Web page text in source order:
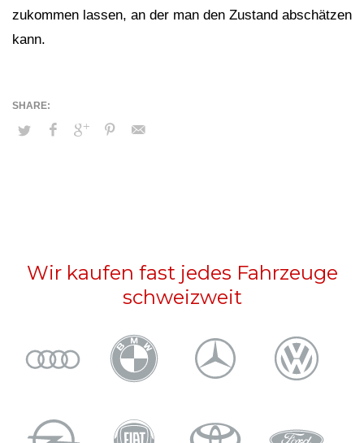
zukommen lassen, an der man den Zustand abschätzen
kann.
Wir kaufen fast jedes Fahrzeuge
schweizweit